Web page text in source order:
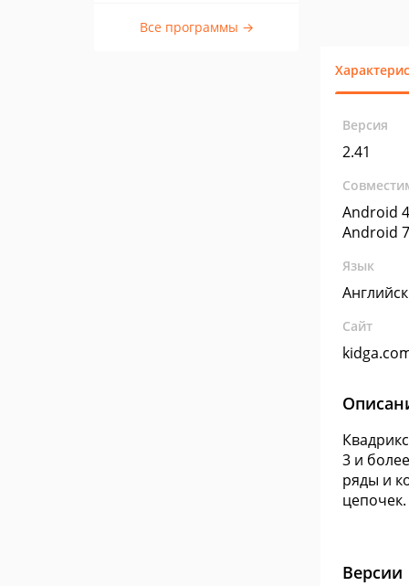
Все программы →
Версия
2.41
Android
Android
Язык
Сайт
3 и
ряды и
цепочек.
Версии